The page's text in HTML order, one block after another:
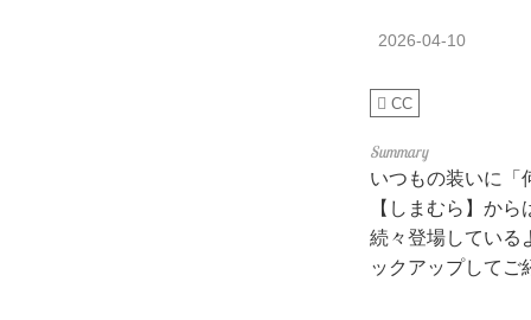
2026-04-10
CC
いつもの装いに「
【しまむら】か
続々登場している
ックアップしてご